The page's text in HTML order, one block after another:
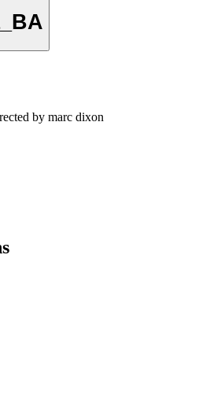
by marc dixon